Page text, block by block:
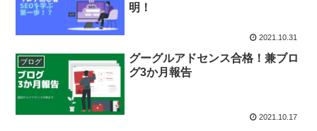
明！
2021.10.31
ブログ
グーグルアドセンス合格！兼ブロ
グ3か月報告
2021.10.17